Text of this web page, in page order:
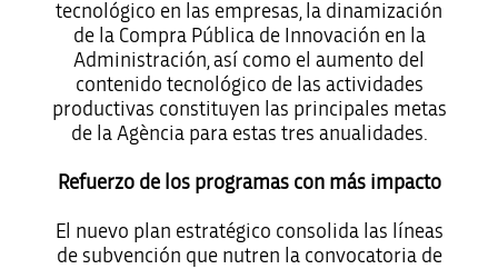
tecnológico en las empresas, la dinamización
de la Compra Pública de Innovación en la
Administración, así como el aumento del
contenido tecnológico de las actividades
productivas constituyen las principales metas
de la Agència para estas tres anualidades.
Refuerzo de los programas con más impacto
El nuevo plan estratégico consolida las líneas
de subvención que nutren la convocatoria de